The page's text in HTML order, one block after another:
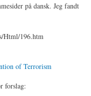
på dansk. Jeg fandt
Html/196.htm
of Terrorism
forslag: